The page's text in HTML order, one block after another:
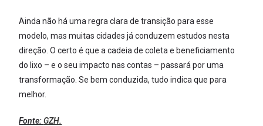
Ainda não há uma regra clara de transição para esse
modelo, mas muitas cidades já conduzem estudos nesta
direção. O certo é que a cadeia de coleta e beneficiamento
do lixo – e o seu impacto nas contas – passará por uma
transformação. Se bem conduzida, tudo indica que para
melhor.
Fonte:GZH.